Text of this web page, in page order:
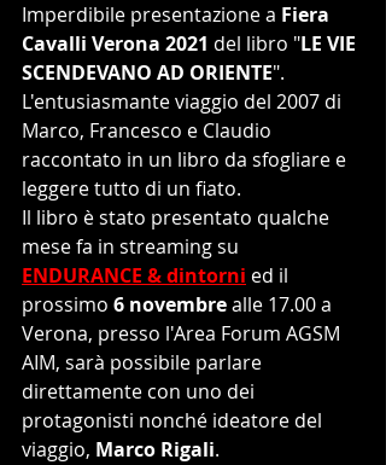
Imperdibile presentazione a Fiera
Cavalli Verona 2021 del libro "LE VIE
SCENDEVANO AD ORIENTE".
L'entusiasmante viaggio del 2007 di
Marco, Francesco e Claudio
raccontato in un libro da sfogliare e
leggere tutto di un fiato.
Il libro è stato presentato qualche
mese fa in streaming su
ENDURANCE & dintorni ed il
prossimo 6 novembre alle 17.00 a
Verona, presso l'Area Forum AGSM
AIM, sarà possibile parlare
direttamente con uno dei
protagonisti nonché ideatore del
viaggio, Marco Rigali.